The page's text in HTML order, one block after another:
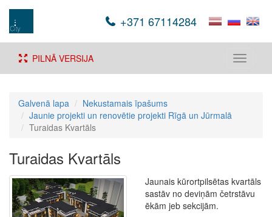
+371 67114284
Toggle
PILNĀ VERSIJA
Galvenā lapa
Nekustamais īpašums
Jaunie projekti un renovētie projekti Rīgā un Jūrmalā
Turaidas Kvartāls
Turaidas Kvartāls
Jaunais kūrortpilsētas kvartāls
sastāv no deviņām četrstāvu
ēkām jeb sekcijām.